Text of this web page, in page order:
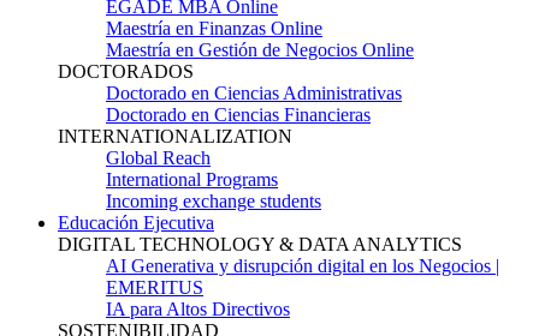
EGADE MBA Online
Maestría en Finanzas Online
Maestría en Gestión de Negocios Online
DOCTORADOS
Doctorado en Ciencias Administrativas
Doctorado en Ciencias Financieras
INTERNATIONALIZATION
Global Reach
International Programs
Incoming exchange students
Educación Ejecutiva
DIGITAL TECHNOLOGY & DATA ANALYTICS
AI Generativa y disrupción digital en los Negocios |
EMERITUS
IA para Altos Directivos
SOSTENIBILIDAD